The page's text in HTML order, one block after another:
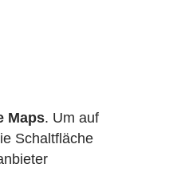
Maps. Um auf
Schaltfläche